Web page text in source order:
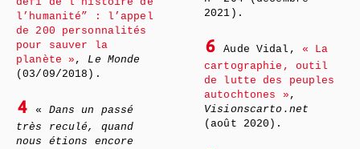
l’humanité” : l’appel
de 200 personnalités
pour sauver la
planète » , Le Monde
(03/09/2018).
4 « Dans un passé
très reculé, quand
nous étions encore
2021).
6 Aude Vidal, « La
cartographie, outil
de lutte des peuples
autochtones » ,
Visionscarto.net
(août 2020).